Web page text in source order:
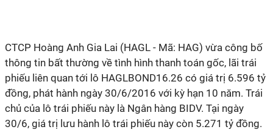
CTCP Hoàng Anh Gia Lai (HAGL - Mã: HAG) vừa công bố
thông tin bất thường về tình hình thanh toán gốc, lãi trái
phiếu liên quan tới lô HAGLBOND16.26 có giá trị 6.596 tỷ
đồng, phát hành ngày 30/6/2016 với kỳ hạn 10 năm. Trái
chủ của lô trái phiếu này là Ngân hàng BIDV. Tại ngày
30/6, giá trị lưu hành lô trái phiếu này còn 5.271 tỷ đồng.